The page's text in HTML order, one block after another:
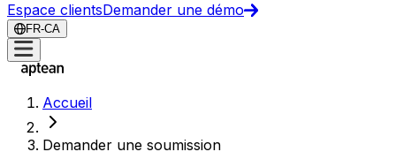
Espace clientsDemander une démo
FR-CA
Accueil
Demander une soumission